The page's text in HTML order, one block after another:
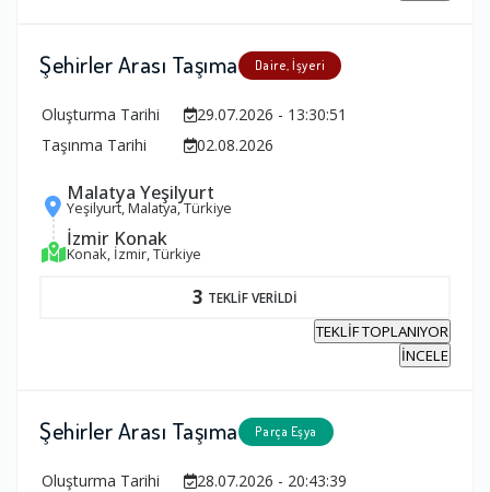
Şehirler Arası Taşıma Daire, İşyeri
Oluşturma Tarihi
29.07.2026 - 13:30:51
Taşınma Tarihi
02.08.2026
Malatya Yeşilyurt
Yeşilyurt, Malatya, Türkiye
İzmir Konak
Konak, İzmir, Türkiye
3 TEKLİF VERİLDİ
TEKLİF TOPLANIYOR
İNCELE
Şehirler Arası Taşıma Parça Eşya
Oluşturma Tarihi
28.07.2026 - 20:43:39